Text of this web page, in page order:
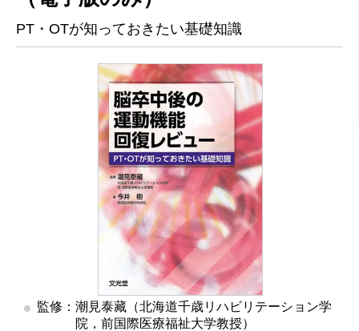
PT・OTが知っておきたい基礎知識
監修：潮見泰藏（北海道千歳リハビリテーション学
院，前国際医療福祉大学教授）